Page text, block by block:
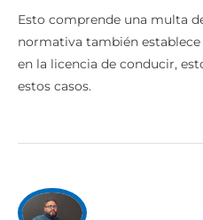
Esto comprende una multa
normativa también
en la licencia de conducir,
estos casos.